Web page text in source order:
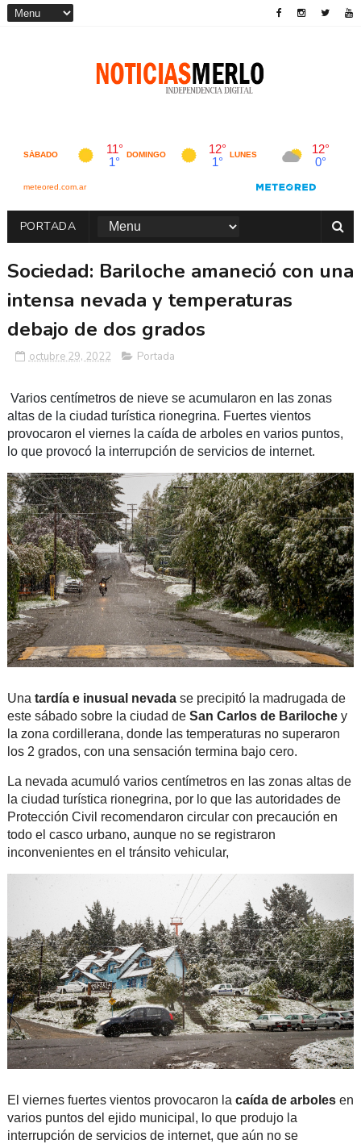
PORTADA
Sociedad: Bariloche amaneció con una
intensa nevada y temperaturas
debajo de dos grados
octubre 29, 2022 Portada
Varios centímetros de nieve se acumularon en las zonas
altas de la ciudad turística rionegrina. Fuertes vientos
provocaron el viernes la caída de arboles en varios puntos,
lo que provocó la interrupción de servicios de internet.
Una tardía e inusual nevada se precipitó la madrugada de
este sábado sobre la ciudad de San Carlos de Barilochey
la zona cordillerana, donde las temperaturas no superaron
los 2 grados, con una sensación termina bajo cero.
La nevada acumuló varios centímetros en las zonas altas de
la ciudad turística rionegrina, por lo que las autoridades de
Protección Civil recomendaron circular con precaución en
todo el casco urbano, aunque no se registraron
inconvenientes en el tránsito vehicular,
El viernes fuertes vientos provocaron la caída de arbolesen
varios puntos del ejido municipal, lo que produjo la
interrupción de servicios de internet, que aún no se